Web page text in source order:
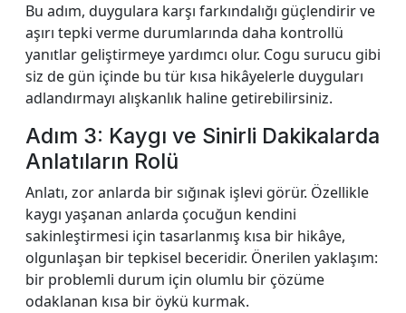
Bu adım, duygulara karşı farkındalığı güçlendirir ve
aşırı tepki verme durumlarında daha kontrollü
yanıtlar geliştirmeye yardımcı olur. Cogu surucu gibi
siz de gün içinde bu tür kısa hikâyelerle duyguları
adlandırmayı alışkanlık haline getirebilirsiniz.
Adım 3: Kaygı ve Sinirli Dakikalarda
Anlatıların Rolü
Anlatı, zor anlarda bir sığınak işlevi görür. Özellikle
kaygı yaşanan anlarda çocuğun kendini
sakinleştirmesi için tasarlanmış kısa bir hikâye,
olgunlaşan bir tepkisel beceridir. Önerilen yaklaşım:
bir problemli durum için olumlu bir çözüme
odaklanan kısa bir öykü kurmak.